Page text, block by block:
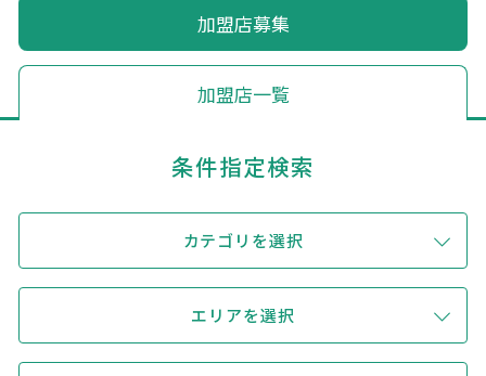
旅のテーマで探す
キュンちゃんの部屋
さっぽろ圏e旅ギフト
お気に入り 事業者の皆さまへ
加盟店一覧
加盟店募集
条件指定検索
カテゴリを選択
エリアを選択